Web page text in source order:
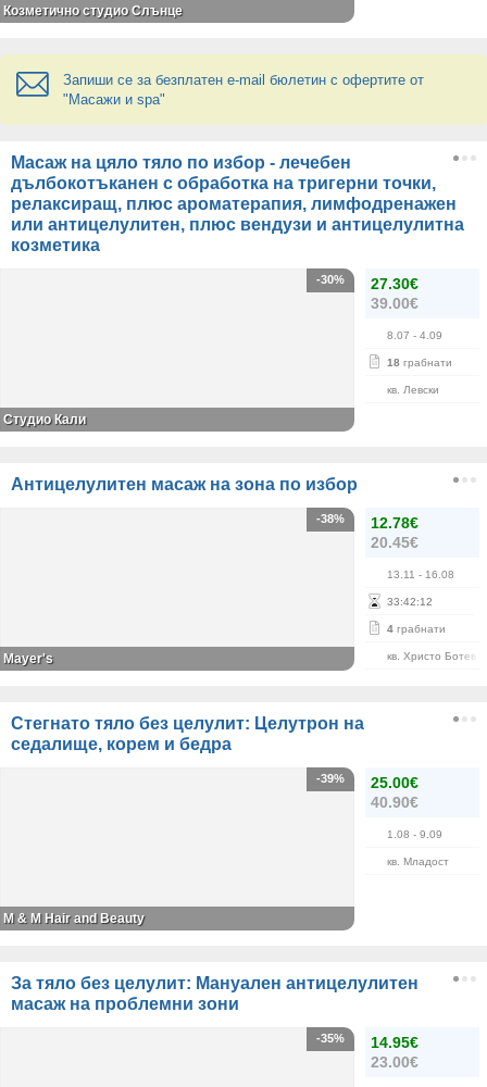
Козметично студио Слънце
Запиши се за безплатен e-mail бюлетин с офертите от
"Масажи и spa"
Масаж на цяло тяло по избор - лечебен
дълбокотъканен с обработка на тригерни точки,
релаксиращ, плюс ароматерапия, лимфодренажен
или антицелулитен, плюс вендузи и антицелулитна
козметика
27.30€
39.00€
8.07 - 4.09
18 грабнати
кв. Левски
-30%
Студио Кали
Антицелулитен масаж на зона по избор
12.78€
20.45€
13.11 - 16.08
33:42:12
4 грабнати
кв. Христо Ботев
-38%
Mayer's
Стегнато тяло без целулит: Целутрон на
седалище, корем и бедра
25.00€
40.90€
1.08 - 9.09
кв. Младост
-39%
M & M Hair and Beauty
За тяло без целулит: Мануален антицелулитен
масаж на проблемни зони
14.95€
23.00€
-35%